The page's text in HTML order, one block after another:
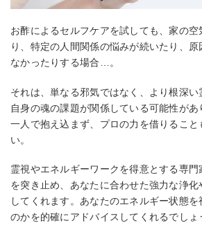
お酢によるセルフケアを試しても、家の空
り、特定の人間関係の悩みが続いたり、
なかったりする場合…。
それは、単なる邪気ではなく、より根深
自身の魂の課題が関係している可能性があ
一人で抱え込まず、プロの力を借りること
い。
霊視やエネルギーワークを得意とする専
を突き止め、あなたに合わせた強力な浄
してくれます。あなたのエネルギー状態
のかを的確にアドバイスしてくれるでしょ